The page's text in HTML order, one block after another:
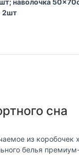
наволочка
2шт
сна
из коробочек
белья